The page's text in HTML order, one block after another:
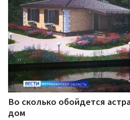
Во сколько обойдется
дом